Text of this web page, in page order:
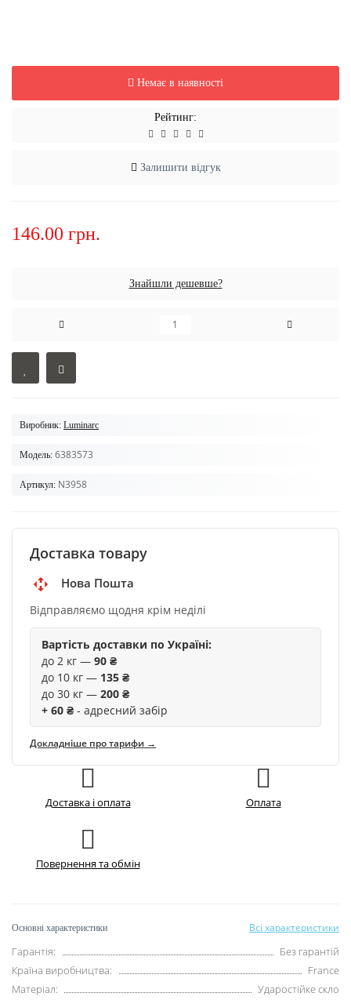
Немає в наявності
Рейтинг:
Залишити відгук
146.00 грн.
Знайшли дешевше?
Виробник: Luminarc
Модель: 6383573
Артикул: N3958
Доставка товару
Нова Пошта
Відправляємо щодня крім неділі
Вартість доставки по Україні:
до 2 кг — 90 ₴
до 10 кг — 135 ₴
до 30 кг — 200 ₴
+ 60 ₴ - адресний забір
Докладніше про тарифи →
Доставка і оплата Оплата
Повернення та обмін
Основні характеристики Всі характеристики
Гарантія:
Без гарантій
Країна виробництва:
France
Матеріал:
Ударостійке скло